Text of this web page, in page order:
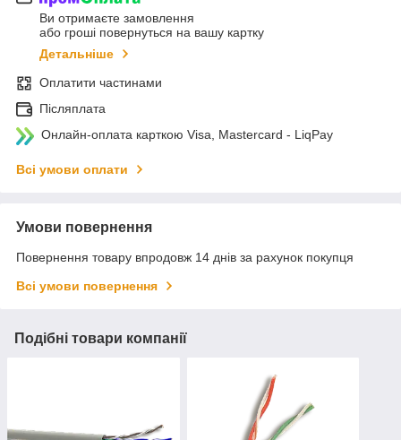
Ви отримаєте замовлення
або гроші повернуться на вашу картку
Детальніше
Оплатити частинами
Післяплата
Онлайн-оплата карткою Visa, Mastercard - LiqPay
Всі умови оплати
Умови повернення
Повернення товару впродовж 14 днів за рахунок покупця
Всі умови повернення
Подібні товари компанії